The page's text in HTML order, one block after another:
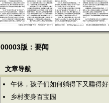
00003版：要闻
文章导航
午休，孩子们如何躺得下又睡得好
乡村变身百宝园